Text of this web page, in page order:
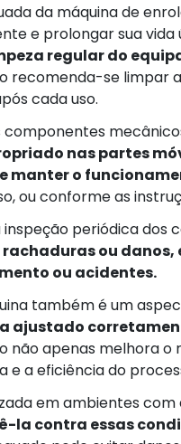
da máquina de
e prolongar sua vida
regular do
recomenda-se limpar
cada uso.
nas partes
manter o
ou conforme as
periódica dos
rachaduras ou
ou acidentes.
também é um
ajustado
não apenas melhora
e a eficiência do
em ambientes
la contra essas